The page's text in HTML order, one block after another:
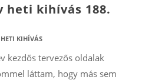
heti kihívás 188.
KIHÍVÁS
kezdős tervezős oldalak
láttam, hogy más sem